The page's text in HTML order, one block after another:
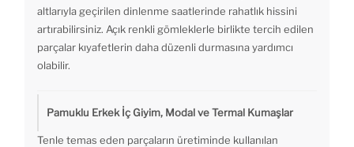
altlarıyla geçirilen dinlenme saatlerinde rahatlık hissini
artırabilirsiniz. Açık renkli gömleklerle birlikte tercih edilen
parçalar kıyafetlerin daha düzenli durmasına yardımcı
olabilir.
Pamuklu Erkek İç Giyim, Modal ve Termal Kumaşlar
Tenle temas eden parçaların üretiminde kullanılan